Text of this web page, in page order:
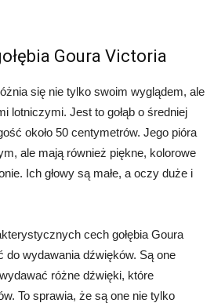
Goura Victoria
się nie tylko swoim wyglądem, ale
lotniczymi. Jest to gołąb o średniej
około 50 centymetrów. Jego pióra
ale mają również piękne, kolorowe
Ich głowy są małe, a oczy duże i
cech gołębia Goura
do wydawania dźwięków. Są one
różne dźwięki, które
To sprawia, że są one nie tylko